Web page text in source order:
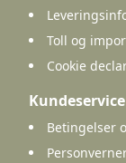
Toll og
Cookie
Kundeservice
Betingelser